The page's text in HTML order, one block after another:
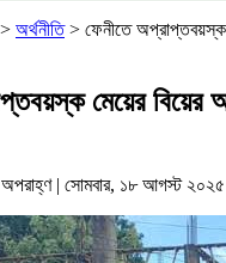
অর্থনীতি> ফেনীতে
মেয়ের বিয়ের
| সোমবার, ১৮ আগস্ট